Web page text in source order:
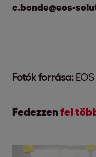
c.bonde@eos-
Fotók forrása: EOS
Fedezzenfel